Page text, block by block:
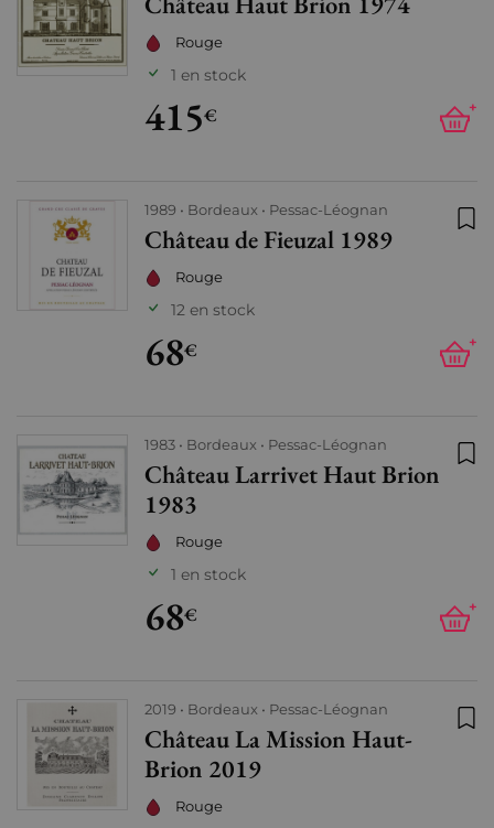
Rouge
1 en stock
415€ +
1989 Bordeaux Pessac-Léognan
Château de Fieuzal 1989
Rouge
12 en stock
68€ +
1983 Bordeaux Pessac-Léognan
Château Larrivet Haut Brion
1983
Rouge
1 en stock
68€ +
2019 Bordeaux Pessac-Léognan
Château La Mission Haut-
Brion 2019
Rouge